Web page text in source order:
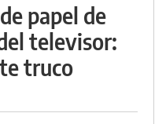
papel de
televisor:
truco